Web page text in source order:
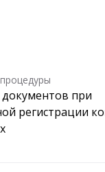
при
регистрации
в закладки